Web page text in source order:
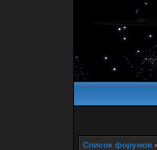
Список форумов